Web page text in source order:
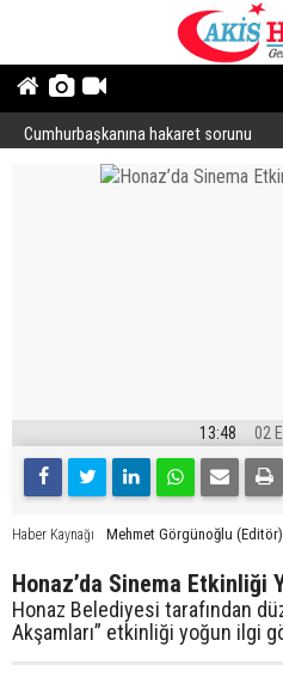
Cumhurbaşkanına hakaret sorunu
13:48 02
Haber Kaynağı Mehmet Görgünoğlu (Editör)
Honaz’da Sinema Etkinliği
Honaz Belediyesi tarafından
Akşamları” etkinliği yoğun ilgi